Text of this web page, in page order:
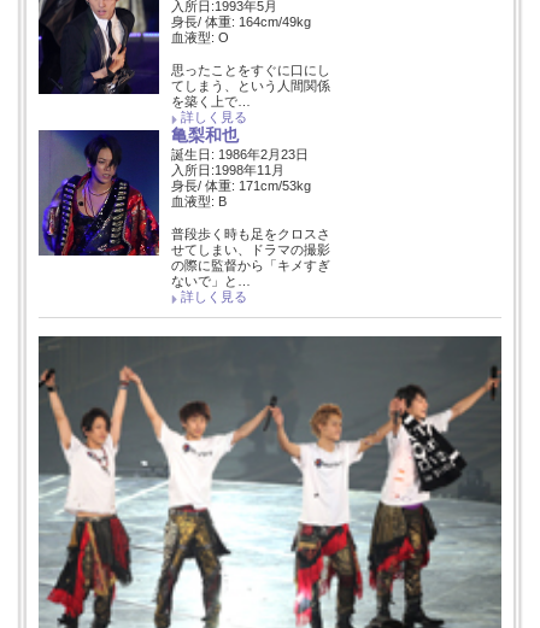
入所日:1993年5月
身長/ 体重: 164cm/49kg
血液型: O
思ったことをすぐに口にし
てしまう、という人間関係
を築く上で…
詳しく見る
亀梨和也
誕生日: 1986年2月23日
入所日:1998年11月
身長/ 体重: 171cm/53kg
血液型: B
普段歩く時も足をクロスさ
せてしまい、ドラマの撮影
の際に監督から「キメすぎ
ないで」と…
詳しく見る